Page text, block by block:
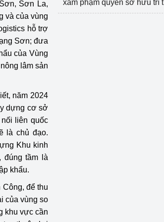
Sơn La,
và của vùng
hỗ trợ
Sơn; đưa
của Vùng
lâm sản
năm 2024
dựng cơ sở
liên quốc
là chủ đạo.
Khu kinh
đúng tầm là
khẩu.
để thu
của vùng so
khu vực cần
xâm phạm quyền sở hữu trí